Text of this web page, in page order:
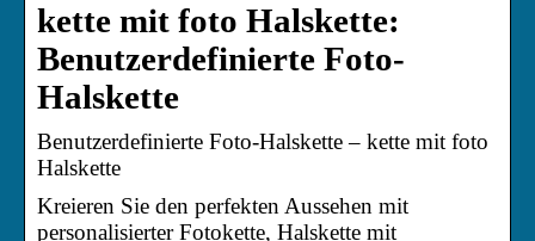
kette mit foto Halskette:
Benutzerdefinierte Foto-
Halskette
Benutzerdefinierte Foto-Halskette – kette mit foto
Halskette
Kreieren Sie den perfekten Aussehen mit
personalisierter Fotokette, Halskette mit